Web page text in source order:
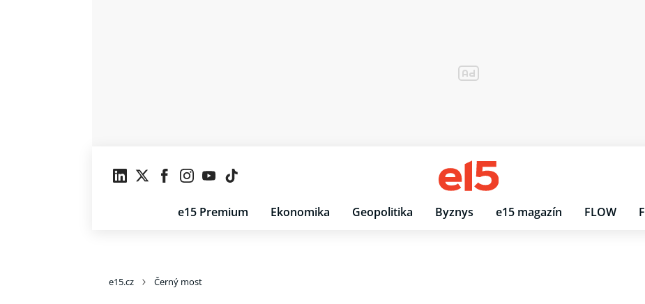
e15 Premium Ekonomika Geopolitika Byznys e15 magazín FLOW
e15.cz Černý most